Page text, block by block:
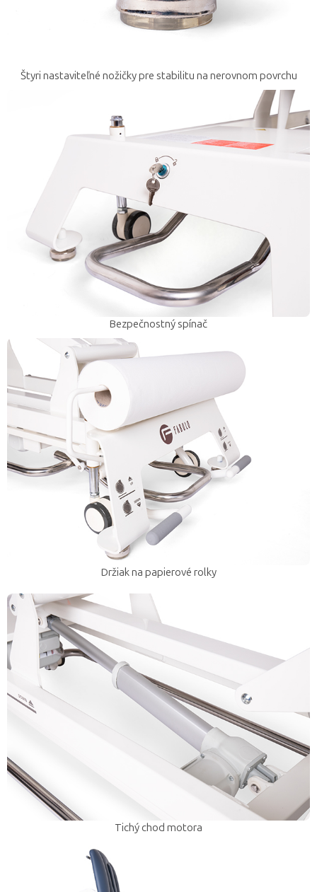
Štyri nastaviteľné nožičky pre stabilitu na nerovnom povrchu
Bezpečnostný spínač
Držiak na papierové rolky
Tichý chod motora